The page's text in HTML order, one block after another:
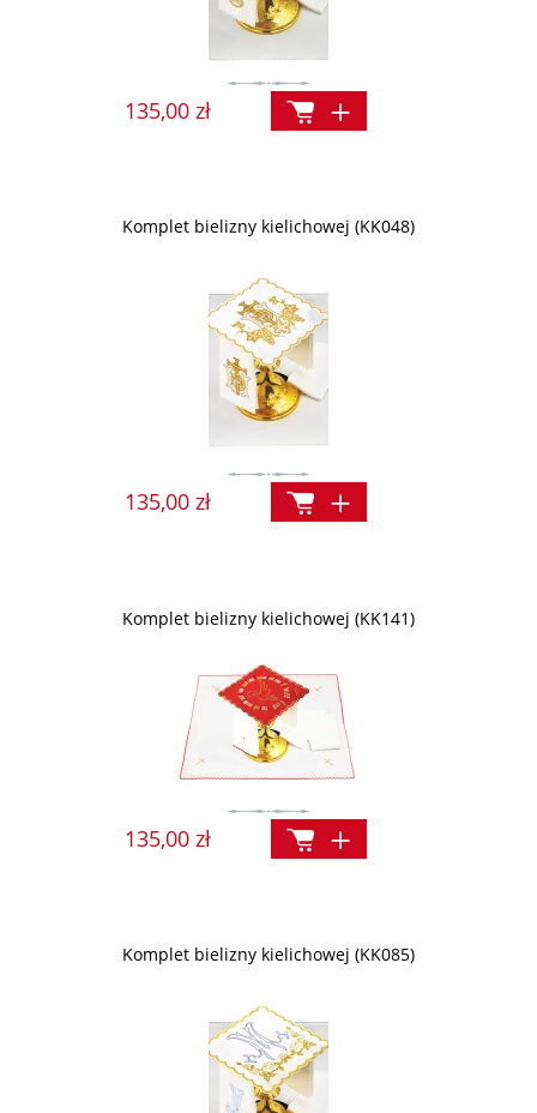
135,00 zł
Komplet bielizny kielichowej (KK048)
135,00 zł
Komplet bielizny kielichowej (KK141)
135,00 zł
Komplet bielizny kielichowej (KK085)